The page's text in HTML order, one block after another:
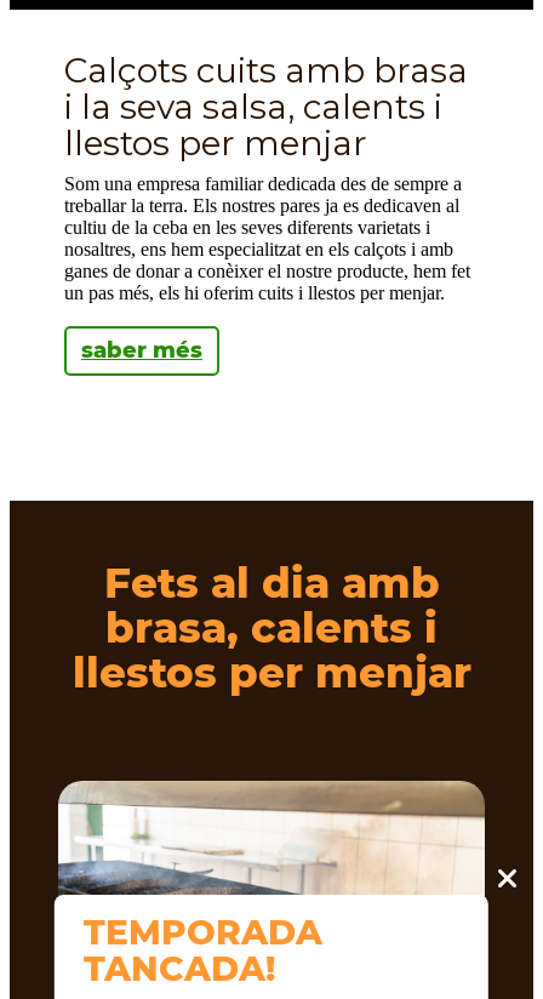
TEMPORADA
TANCADA!
Calçots cuits amb brasa
i la seva salsa, calents i
llestos per menjar
Som una empresa familiar dedicada des de sempre a
treballar la terra. Els nostres pares ja es dedicaven al
cultiu de la ceba en les seves diferents varietats i
nosaltres, ens hem especialitzat en els calçots i amb
ganes de donar a conèixer el nostre producte, hem fet
un pas més, els hi oferim cuits i llestos per menjar.
saber més
Fets al dia amb
brasa, calents i
llestos per menjar